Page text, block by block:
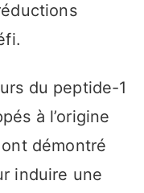
du peptide-1
à l’origine
démontré
induire une